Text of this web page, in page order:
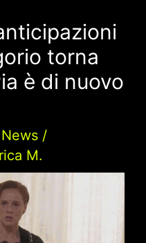
torna
è di nuovo
News/
M.